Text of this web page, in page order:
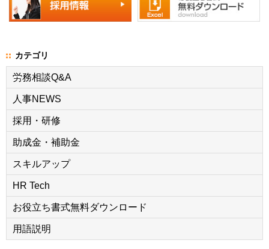
カテゴリ
労務相談Q&A
人事NEWS
採用・研修
助成金・補助金
スキルアップ
HR Tech
お役立ち書式無料ダウンロード
用語説明